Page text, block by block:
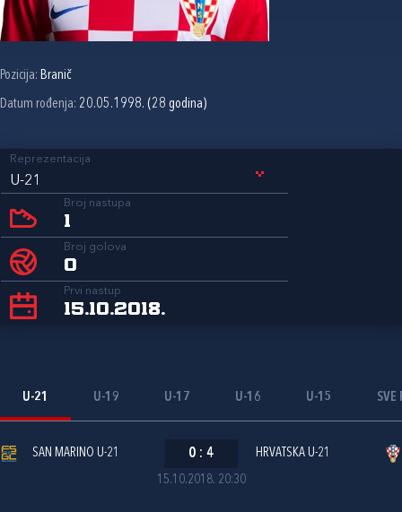
Pozicija: Branič
Datum rođenja: 20.05.1998. (28 godina)
Reprezentacija
U-21
Broj nastupa
1
Broj golova
0
Prvi nastup
15.10.2018.
U-21 U-19 U-17 U-16 U-15 SVE
15.10.2018. 20:30
SAN MARINO U-21 0 : 4 HRVATSKA U-21